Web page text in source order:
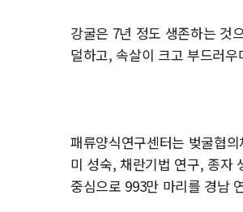
강굴은 7년 정도 생존하는 것
덜하고, 속살이 크고 부드러우
패류양식연구센터는 벚굴협
미 성숙, 채란기법 연구, 종자
중심으로 993만 마리를 경남